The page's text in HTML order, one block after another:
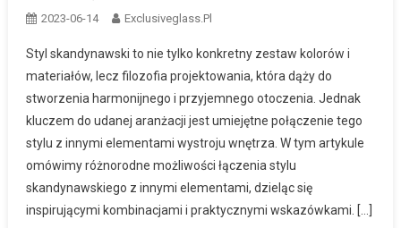
2023-06-14 Exclusiveglass.pl
Styl skandynawski to nie tylko konkretny zestaw kolorów i
materiałów, lecz filozofia projektowania, która dąży do
stworzenia harmonijnego i przyjemnego otoczenia. Jednak
kluczem do udanej aranżacji jest umiejętne połączenie tego
stylu z innymi elementami wystroju wnętrza. W tym artykule
omówimy różnorodne możliwości łączenia stylu
skandynawskiego z innymi elementami, dzieląc się
inspirującymi kombinacjami i praktycznymi wskazówkami. […]